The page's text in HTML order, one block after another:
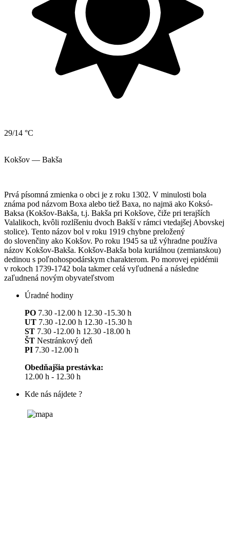
29/14 °C
Kokšov — Bakša
Prvá písomná zmienka o obci je z roku 1302. V minulosti bola
známa pod názvom Boxa alebo tiež Baxa, no najmä ako Koksó-
Baksa (Kokšov-Bakša, t.j. Bakša pri Kokšove, čiže pri terajších
Valalikoch, kvôli rozlíšeniu dvoch Bakší v rámci vtedajšej Abovskej
stolice). Tento názov bol v roku 1919 chybne preložený
do slovenčiny ako Kokšov. Po roku 1945 sa už výhradne používa
názov Kokšov-Bakša. Kokšov-Bakša bola kuriálnou (zemianskou)
dedinou s poľnohospodárskym charakterom. Po morovej epidémii
v rokoch 1739-1742 bola takmer celá vyľudnená a následne
zaľudnená novým obyvateľstvom
Úradné hodiny
PO 7.30 -12.00 h 12.30 -15.30 h
UT 7.30 -12.00 h 12.30 -15.30 h
ST 7.30 -12.00 h 12.30 -18.00 h
ŠT Nestránkový deň
PI 7.30 -12.00 h
Obedňajšia prestávka:
12.00 h - 12.30 h
Kde nás nájdete ?